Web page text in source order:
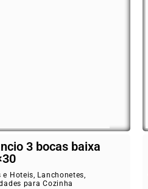
3 bocas baixa
e Hoteis, Lanchonetes,
para Cozinha